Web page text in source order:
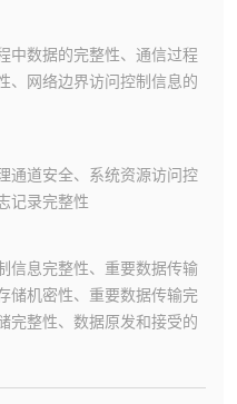
中数据的完整性、通信过程
、网络边界访问控制信息的
通道安全、系统资源访问控
记录完整性
信息完整性、重要数据传输
储机密性、重要数据传输完
完整性、数据原发和接受的